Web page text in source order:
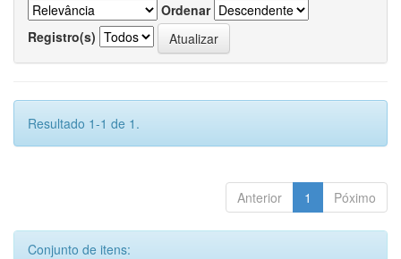
Ordenar
Registro(s)
Resultado 1-1 de 1.
Anterior 1 Póximo
Conjunto de itens: